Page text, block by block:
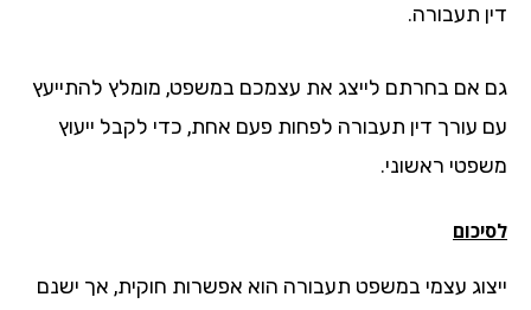
תעבורה.
אם בחרתם לייצג את עצמכם במשפט, מומלץ להתייעץ
עורך דין תעבורה לפחות פעם אחת, כדי לקבל ייעוץ
ראשוני.
עצמי במשפט תעבורה הוא אפשרות חוקית, אך ישנם